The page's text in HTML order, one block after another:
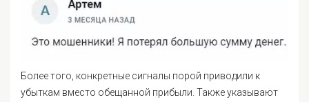
Более того, конкретные сигналы порой приводили к
убыткам вместо обещанной прибыли. Также указывают